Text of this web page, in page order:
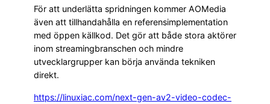
För att underlätta spridningen kommer AOMedia
även att tillhandahålla en referensimplementation
med öppen källkod. Det gör att både stora aktörer
inom streamingbranschen och mindre
utvecklargrupper kan börja använda tekniken
direkt.
https://linuxiac.com/next-gen-av2-video-codec-